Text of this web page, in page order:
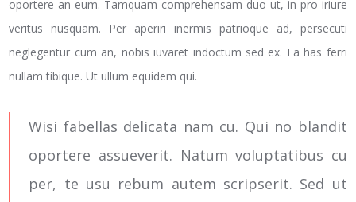
oportere an eum. Tamquam comprehensam duo ut, in pro iriure
veritus nusquam. Per aperiri inermis patrioque ad, persecuti
neglegentur cum an, nobis iuvaret indoctum sed ex. Ea has ferri
nullam tibique. Ut ullum equidem qui.
Wisi fabellas delicata nam cu. Qui no blandit
oportere assueverit. Natum voluptatibus cu
per, te usu rebum autem scripserit. Sed ut